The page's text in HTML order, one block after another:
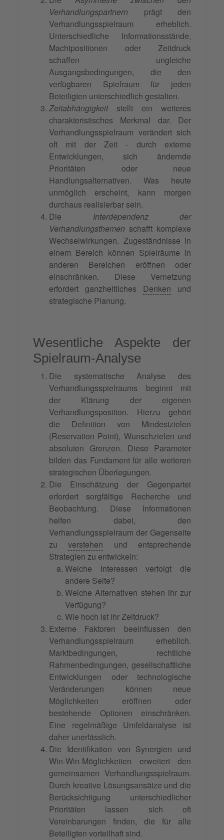
Verhandlungspartnern prägt den
Verhandlungsspielraum erheblich.
Unterschiedliche Informationsstände,
Machtpositionen oder Zeitdruck
schaffen ungleiche
Ausgangsbedingungen, die den
verfügbaren Spielraum für jeden
Beteiligten unterschiedlich gestalten.
Zeitabhängigkeitstellt ein weiteres
charakteristisches Merkmal dar. Der
Verhandlungsspielraum verändert sich
oft mit der Zeit - durch externe
Entwicklungen, sich ändernde
Prioritäten oder neue
Handlungsalternativen. Was heute
unmöglich erscheint, kann morgen
durchaus realisierbar sein.
Die Interdependenz der
Verhandlungsthemen schafft komplexe
Wechselwirkungen. Zugeständnisse in
einem Bereich können Spielräume in
anderen Bereichen eröffnen oder
einschränken. Diese Vernetzung
erfordert ganzheitliches Denken und
strategische Planung.
Wesentliche Aspekte der
Spielraum-Analyse
Die systematische Analyse des
Verhandlungsspielraums beginnt mit
der Klärung der eigenen
Verhandlungsposition. Hierzu gehört
die Definition von Mindestzielen
(Reservation Point), Wunschzielen und
absoluten Grenzen. Diese Parameter
bilden das Fundament für alle weiteren
strategischen Überlegungen.
Die Einschätzung der Gegenpartei
erfordert sorgfältige Recherche und
Beobachtung. Diese Informationen
helfen dabei, den
Verhandlungsspielraum der Gegenseite
zuverstehen und entsprechende
Strategien zu entwickeln:
Welche Interessen verfolgt die
andere Seite?
Welche Alternativen stehen ihr zur
Verfügung?
Wie hoch ist ihr Zeitdruck?
Externe Faktoren beeinflussen den
Verhandlungsspielraum erheblich.
Marktbedingungen, rechtliche
Rahmenbedingungen, gesellschaftliche
Entwicklungen oder technologische
Veränderungen können neue
Möglichkeiten eröffnen oder
bestehende Optionen einschränken.
Eine regelmäßige Umfeldanalyse ist
daher unerlässlich.
Die Identifikation von Synergien und
Win-Win-Möglichkeiten erweitert den
gemeinsamen Verhandlungsspielraum.
Durch kreative Lösungsansätze und die
Berücksichtigung unterschiedlicher
Prioritäten lassen sich oft
Vereinbarungen finden, die für alle
Beteiligten vorteilhaft sind.